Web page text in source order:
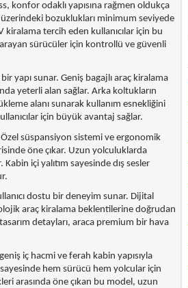
konfor odaklı yapısına rağmen oldukça
üzerindeki bozuklukları minimum seviyede
tercih eden kullanıcılar için bu
sürücüler için kontrollü ve güvenli
yapı sunar. Geniş bagajlı araç kiralama
yeterli alan sağlar. Arka koltukların
alanı sunarak kullanım esnekliğini
için büyük avantaj sağlar.
süspansiyon sistemi ve ergonomik
öne çıkar. Uzun yolculuklarda
içi yalıtım sayesinde dış sesler
dostu bir deneyim sunar. Dijital
araç kiralama beklentilerine doğrudan
detayları, araca premium bir hava
iç hacmi ve ferah kabin yapısıyla
hem sürücü hem yolcular için
arasında öne çıkan bu model, uzun